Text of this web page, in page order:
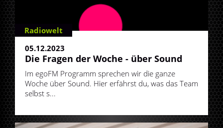
Radiowelt
05.12.2023
Die Fragen der Woche - über Sound
Im egoFM Programm sprechen wir die ganze
Woche über Sound. Hier erfährst du, was das Team
selbst s...